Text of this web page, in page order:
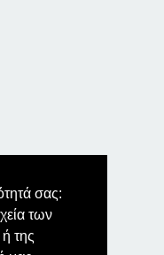
σας:
των
της